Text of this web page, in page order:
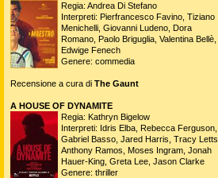
Regia: Andrea Di Stefano
Interpreti: Pierfrancesco Favino, Tiziano
Menichelli, Giovanni Ludeno, Dora
Romano, Paolo Briguglia, Valentina Bellè,
Edwige Fenech
Genere: commedia
Recensione a cura di The Gaunt
A HOUSE OF DYNAMITE
Regia: Kathryn Bigelow
Interpreti: Idris Elba, Rebecca Ferguson,
Gabriel Basso, Jared Harris, Tracy Letts,
Anthony Ramos, Moses Ingram, Jonah
Hauer-King, Greta Lee, Jason Clarke
Genere: thriller